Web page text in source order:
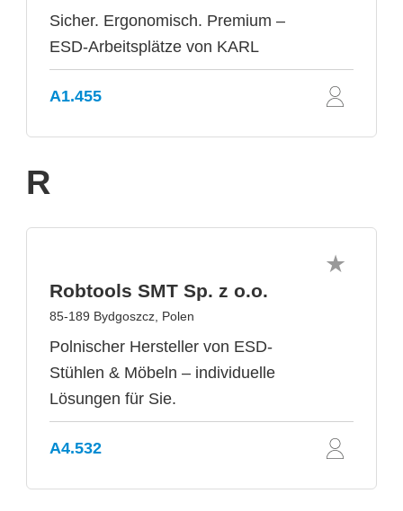
Sicher. Ergonomisch. Premium –
ESD-Arbeitsplätze von KARL
A1.455
R
Robtools SMT Sp. z o.o.
85-189 Bydgoszcz, Polen
Polnischer Hersteller von ESD-
Stühlen & Möbeln – individuelle
Lösungen für Sie.
A4.532